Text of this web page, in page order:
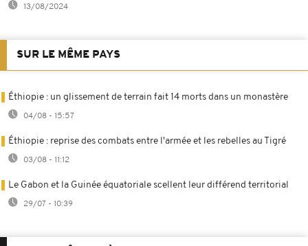
13/08/2024
SUR LE MÊME PAYS
Éthiopie : un glissement de terrain fait 14 morts dans un monastère
04/08 - 15:57
Éthiopie : reprise des combats entre l'armée et les rebelles au Tigré
03/08 - 11:12
Le Gabon et la Guinée équatoriale scellent leur différend territorial
29/07 - 10:39